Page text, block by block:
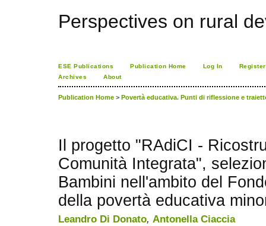
Perspectives on rural
ESE Publications Publication Home Log In
Register
Archives
About
Publication Home > Povertà educativa. Punti di riflessione e
Il progetto "RAdiCI -
Comunità Integrata",
Bambini nell'ambito del
della povertà educativa
Leandro Di Donato, Antonella Ciaccia